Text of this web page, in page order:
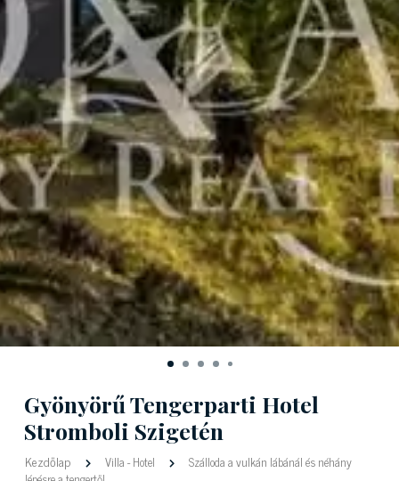
Gyönyörű Tengerparti Hotel
Stromboli Szigetén
Kezdőlap Villa-Hotel
Szálloda a vulkán lábánál és néhány